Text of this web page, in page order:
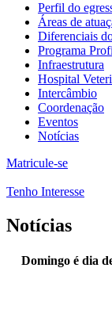
Perfil do
Áreas de
Diferenciais
Programa
Infraestrutura
Hospital
Intercâmbio
Coordenação
Eventos
Notícias
Matricule-se
Tenho Interesse
Notícias
Domingo é dia